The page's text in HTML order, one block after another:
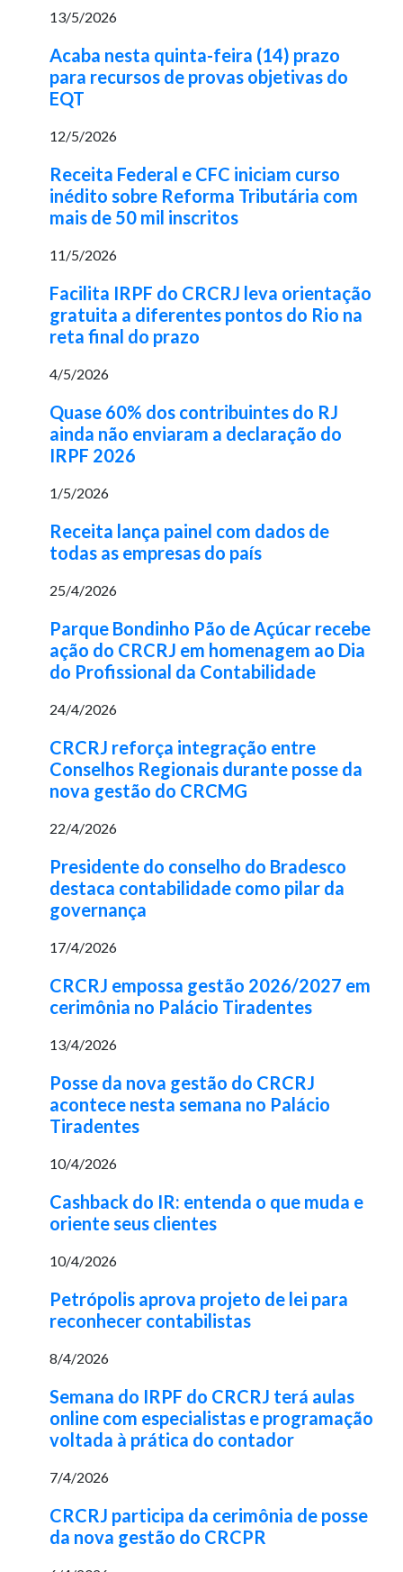
13/5/2026
Acaba nesta quinta-feira (14) prazo
para recursos de provas objetivas do
EQT
12/5/2026
Receita Federal e CFC iniciam curso
inédito sobre Reforma Tributária com
mais de 50 mil inscritos
11/5/2026
Facilita IRPF do CRCRJ leva orientação
gratuita a diferentes pontos do Rio na
reta final do prazo
4/5/2026
Quase 60% dos contribuintes do RJ
ainda não enviaram a declaração do
IRPF 2026
1/5/2026
Receita lança painel com dados de
todas as empresas do país
25/4/2026
Parque Bondinho Pão de Açúcar recebe
ação do CRCRJ em homenagem ao Dia
do Profissional da Contabilidade
24/4/2026
CRCRJ reforça integração entre
Conselhos Regionais durante posse da
nova gestão do CRCMG
22/4/2026
Presidente do conselho do Bradesco
destaca contabilidade como pilar da
governança
17/4/2026
CRCRJ empossa gestão 2026/2027 em
cerimônia no Palácio Tiradentes
13/4/2026
Posse da nova gestão do CRCRJ
acontece nesta semana no Palácio
Tiradentes
10/4/2026
Cashback do IR: entenda o que muda e
oriente seus clientes
10/4/2026
Petrópolis aprova projeto de lei para
reconhecer contabilistas
8/4/2026
Semana do IRPF do CRCRJ terá aulas
online com especialistas e programação
voltada à prática do contador
7/4/2026
CRCRJ participa da cerimônia de posse
da nova gestão do CRCPR